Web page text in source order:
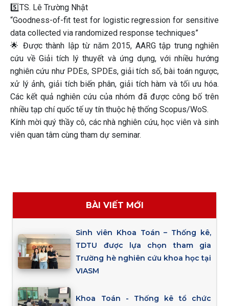
5️⃣TS. Lê Trường Nhật
“Goodness-of-fit test for logistic regression for sensitive
data collected via randomized response techniques”
🌟 Được thành lập từ năm 2015, AARG tập trung nghiên
cứu về Giải tích lý thuyết và ứng dụng, với nhiều hướng
nghiên cứu như PDEs, SPDEs, giải tích số, bài toán ngược,
xử lý ảnh, giải tích biến phân, giải tích hàm và tối ưu hóa.
Các kết quả nghiên cứu của nhóm đã được công bố trên
nhiều tạp chí quốc tế uy tín thuộc hệ thống Scopus/WoS.
Kính mời quý thầy cô, các nhà nghiên cứu, học viên và sinh
viên quan tâm cùng tham dự seminar.
BÀI VIẾT MỚI
Sinh viên Khoa Toán – Thống kê,
TDTU được lựa chọn tham gia
Trường hè nghiên cứu khoa học tại
VIASM
Khoa Toán - Thống kê tổ chức